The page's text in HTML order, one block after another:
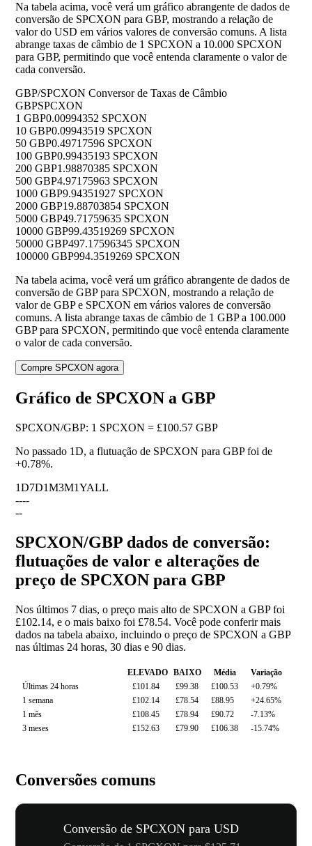
Na tabela acima, você verá um gráfico abrangente de dados de
conversão de SPCXON para GBP, mostrando a relação de
valor do USD em vários valores de conversão comuns. A lista
abrange taxas de câmbio de 1 SPCXON a 10.000 SPCXON
para GBP, permitindo que você entenda claramente o valor de
cada conversão.
GBP/SPCXON Conversor de Taxas de Câmbio
GBPSPCXON
1 GBP0.00994352 SPCXON
10 GBP0.09943519 SPCXON
50 GBP0.49717596 SPCXON
100 GBP0.99435193 SPCXON
200 GBP1.98870385 SPCXON
500 GBP4.97175963 SPCXON
1000 GBP9.94351927 SPCXON
2000 GBP19.88703854 SPCXON
5000 GBP49.71759635 SPCXON
10000 GBP99.43519269 SPCXON
50000 GBP497.17596345 SPCXON
100000 GBP994.3519269 SPCXON
Na tabela acima, você verá um gráfico abrangente de dados de
conversão de GBP para SPCXON, mostrando a relação de
valor de GBP e SPCXON em vários valores de conversão
comuns. A lista abrange taxas de câmbio de 1 GBP a 100.000
GBP para SPCXON, permitindo que você entenda claramente
o valor de cada conversão.
Compre SPCXON agora
Gráfico de SPCXON a GBP
SPCXON/GBP: 1 SPCXON = £100.57 GBP
No passado 1D, a flutuação de SPCXON para GBP foi de
+0.78%.
1D7D1M3M1YALL
----
--
SPCXON/GBP dados de conversão:
flutuações de valor e alterações de
preço de SPCXON para GBP
Nos últimos 7 dias, o preço mais alto de SPCXON a GBP foi
£102.14, e o mais baixo foi £78.54. Você pode conferir mais
dados na tabela abaixo, incluindo o preço de SPCXON a GBP
nas últimas 24 horas, 30 dias e 90 dias.
ELEVADO BAIXO Média
Variação
Últimas 24 horas
£101.84 £99.38 £100.53
+0.79%
1 semana
£102.14 £78.54 £88.95
+24.65%
1 mês
£108.45 £78.94 £90.72
-7.13%
3 meses
£152.63 £79.90 £106.38 -15.74%
Conversões comuns
Conversão de SPCXON para USD